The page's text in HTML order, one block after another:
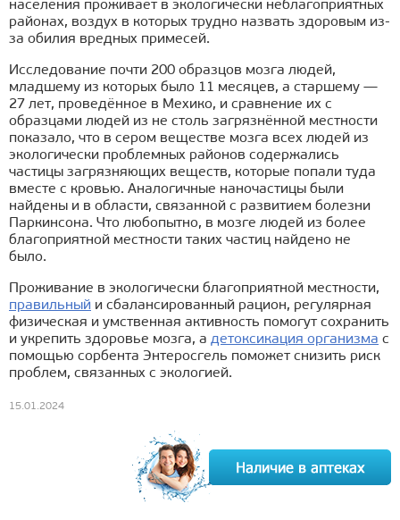
населения проживает в экологически неблагоприятных
районах, воздух в которых трудно назвать здоровым из-
за обилия вредных примесей.
Исследование почти 200 образцов мозга людей,
младшему из которых было 11 месяцев, а старшему —
27 лет, проведённое в Мехико, и сравнение их с
образцами людей из не столь загрязнённой местности
показало, что в сером веществе мозга всех людей из
экологически проблемных районов содержались
частицы загрязняющих веществ, которые попали туда
вместе с кровью. Аналогичные наночастицы были
найдены и в области, связанной с развитием болезни
Паркинсона. Что любопытно, в мозге людей из более
благоприятной местности таких частиц найдено не
было.
Проживание в экологически благоприятной местности,
правильный и сбалансированный рацион, регулярная
физическая и умственная активность помогут сохранить
и укрепить здоровье мозга, а детоксикация организма с
помощью сорбента Энтеросгель поможет снизить риск
проблем, связанных с экологией.
15.01.2024